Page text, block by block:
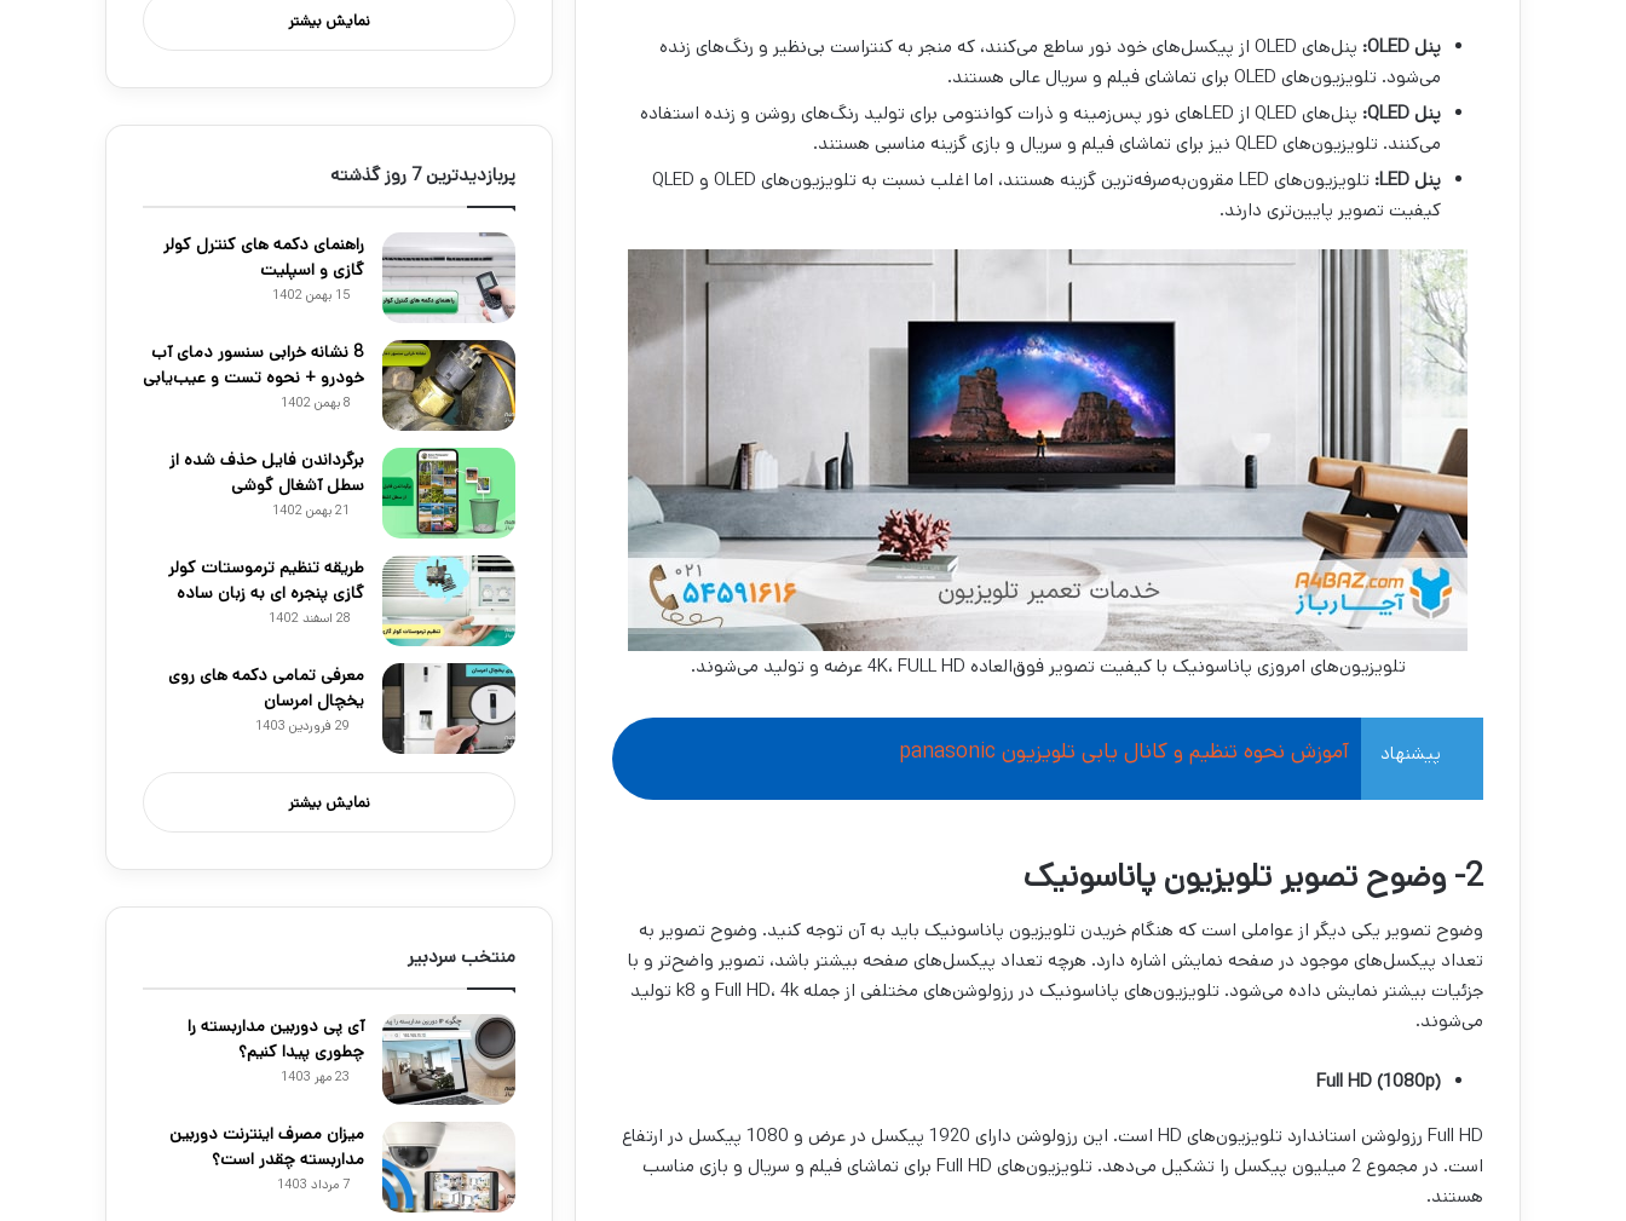
پنلOLED
:
پنل‌های OLED از پیکسل‌های خود نور ساطع می‌کنند، که منجر به کنتراست بی‌نظیر و رنگ‌های زنده
می‌شود. تلویزیون‌های OLED برای تماشای فیلم و سریال عالی هستند.
پنلQLED
:
پنل‌های QLED از LEDهای نور پس‌زمینه و ذرات کوانتومی برای تولید رنگ‌های روشن و زنده استفاده
می‌کنند. تلویزیون‌های QLED نیز برای تماشای فیلم و سریال و بازی گزینه مناسبی هستند.
پنلLED
:
تلویزیون‌های LED مقرون‌به‌صرفه‌ترین گزینه هستند، اما اغلب نسبت به تلویزیون‌های OLED و QLED
کیفیت تصویر پایین‌تری دارند.
تلویزیون‌های امروزی پاناسونیک با کیفیت تصویر فوق‌العاده 4K، FULL HD عرضه و تولید می‌شوند.
پیشنهاد آموزش نحوه تنظیم و کانال یابی تلویزیون panasonic
2- وضوح تصویر تلویزیون پاناسونیک
وضوح تصویر یکی دیگر از عواملی است که هنگام خریدن تلویزیون پاناسونیک باید به آن توجه کنید. وضوح تصویر به
تعداد پیکسل‌های موجود در صفحه نمایش اشاره دارد. هرچه تعداد پیکسل‌های صفحه بیشتر باشد، تصویر واضح‌تر و با
جزئیات بیشتر نمایش داده می‌شود. تلویزیون‌های پاناسونیک در رزولوشن‌های مختلفی از جمله Full HD، 4k و k8 تولید
می‌شوند.
Full HD (1080p)
Full HD رزولوشن استاندارد تلویزیون‌های HD است. این رزولوشن دارای 1920 پیکسل در عرض و 1080 پیکسل در ارتفاع
است. در مجموع 2 میلیون پیکسل را تشکیل می‌دهد. تلویزیون‌های Full HD برای تماشای فیلم و سریال و بازی مناسب
هستند.
نمایش بیشتر
پربازدیدترین 7 روز گذشته
راهنمای دکمه های کنترل کولر
گازی و اسپلیت
15 بهمن 1402
8 نشانه خرابی سنسور دمای آب
خودرو + نحوه تست و عیب‌یابی
8 بهمن 1402
برگرداندن فایل حذف شده از
سطل آشغال گوشی
21 بهمن 1402
طریقه تنظیم ترموستات کولر
گازی پنجره ای به زبان ساده
28 اسفند 1402
معرفی تمامی دکمه های روی
یخچال امرسان
29 فروردین 1403
نمایش بیشتر
منتخب سردبیر
آی پی دوربین مداربسته را
چطوری پیدا کنیم؟
23 مهر 1403
میزان مصرف اینترنت دوربین
مداربسته چقدر است؟
7 مرداد 1403